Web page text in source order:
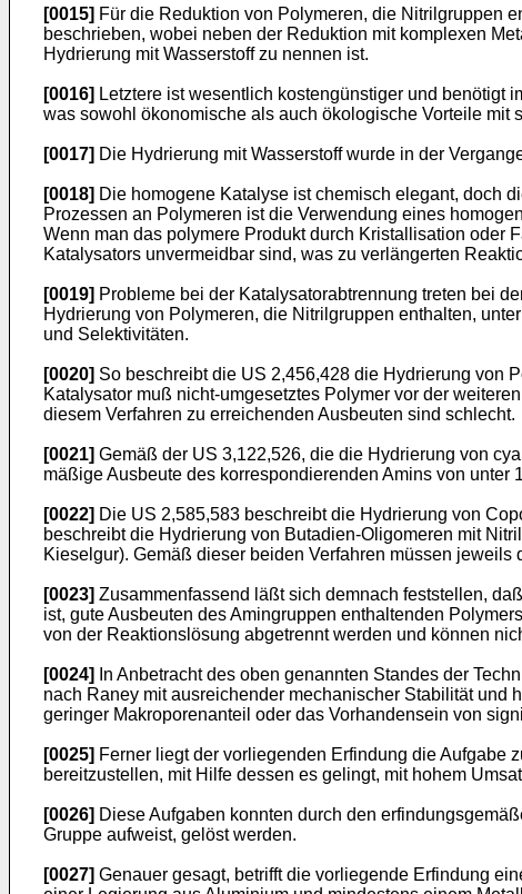
[0015] Für die Reduktion von Polymeren, die Nitrilgruppen
beschrieben, wobei neben der Reduktion mit komplexen
Hydrierung mit Wasserstoff zu nennen ist.
[0016] Letztere ist wesentlich kostengünstiger und benötigt
was sowohl ökonomische als auch ökologische Vorteile mit
[0017] Die Hydrierung mit Wasserstoff wurde in der
[0018] Die homogene Katalyse ist chemisch elegant, doch
Prozessen an Polymeren ist die Verwendung eines
Wenn man das polymere Produkt durch Kristallisation oder
Katalysators unvermeidbar sind, was zu verlängerten
[0019] Probleme bei der Katalysatorabtrennung treten bei
Hydrierung von Polymeren, die Nitrilgruppen enthalten,
und Selektivitäten.
[0020] So beschreibt die US 2,456,428 die Hydrierung von
Katalysator muß nicht-umgesetztes Polymer vor der
diesem Verfahren zu erreichenden Ausbeuten sind schlecht.
[0021] Gemäß der US 3,122,526, die die Hydrierung von
mäßige Ausbeute des korrespondierenden Amins von unter
[0022] Die US 2,585,583 beschreibt die Hydrierung von
beschreibt die Hydrierung von Butadien-Oligomeren mit
Kieselgur). Gemäß dieser beiden Verfahren müssen
[0023] Zusammenfassend läßt sich demnach feststellen,
ist, gute Ausbeuten des Amingruppen enthaltenden
von der Reaktionslösung abgetrennt werden und können
[0024]
In Anbetracht des oben genannten Standes der
nach Raney mit ausreichender mechanischer Stabilität und
geringer Makroporenanteil oder das Vorhandensein von
[0025] Ferner liegt der vorliegenden Erfindung die Aufgabe
bereitzustellen, mit Hilfe dessen es gelingt, mit hohem
[0026] Diese Aufgaben konnten durch den
Gruppe aufweist, gelöst werden.
[0027] Genauer gesagt, betrifft die vorliegende Erfindung